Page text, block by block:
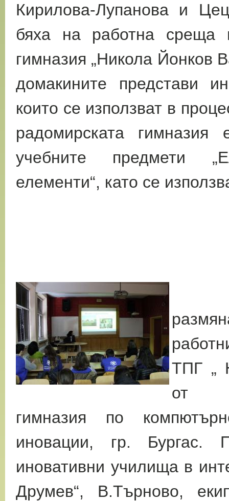
Кирилова-Лупанова и
бяха на работна среща
гимназия „Никола Йонков
домакините представи
които се използват в
радомирската
учебните предмети
елементи“, като се
ТПГ „
от
гимназия по
иновации, гр. Бургас.
иновативни училища в
Друмев“, В.Търново,